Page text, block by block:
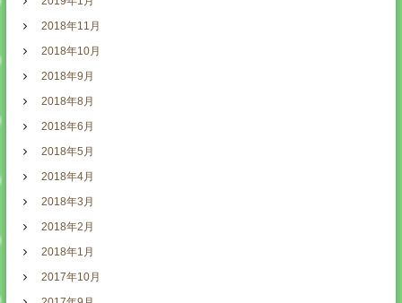
2018年11月
2018年10月
2018年9月
2018年8月
2018年6月
2018年5月
2018年4月
2018年3月
2018年2月
2018年1月
2017年10月